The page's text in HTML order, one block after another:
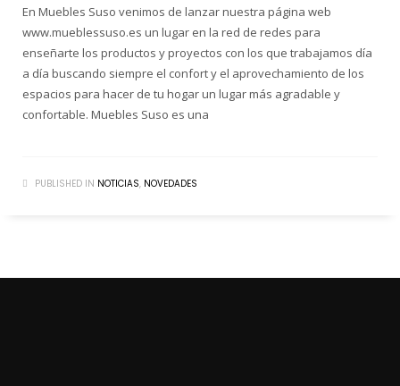
En Muebles Suso venimos de lanzar nuestra página web
www.mueblessuso.es un lugar en la red de redes para
enseñarte los productos y proyectos con los que trabajamos día
a día buscando siempre el confort y el aprovechamiento de los
espacios para hacer de tu hogar un lugar más agradable y
confortable. Muebles Suso es una
PUBLISHED IN NOTICIAS, NOVEDADES